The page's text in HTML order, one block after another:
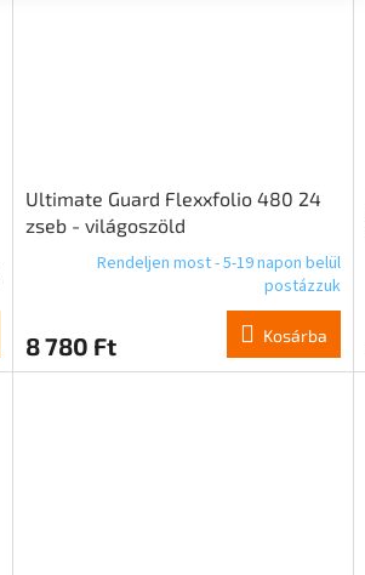
Ultimate Guard Flexxfolio 480 24
zseb - világoszöld
Rendeljen most - 5-19 napon belül
postázzuk
8 780 Ft Kosárba